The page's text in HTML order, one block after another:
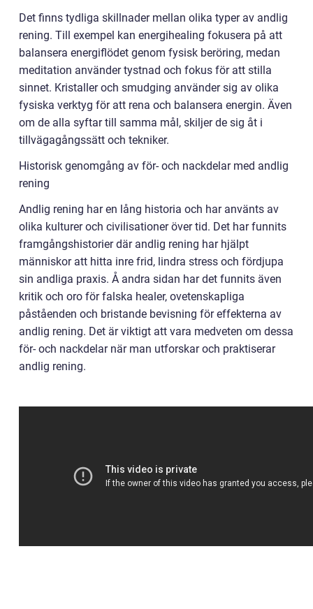
Det finns tydliga skillnader mellan olika typer av andlig
rening. Till exempel kan energihealing fokusera på att
balansera energiflödet genom fysisk beröring, medan
meditation använder tystnad och fokus för att stilla
sinnet. Kristaller och smudging använder sig av olika
fysiska verktyg för att rena och balansera energin. Även
om de alla syftar till samma mål, skiljer de sig åt i
tillvägagångssätt och tekniker.
Historisk genomgång av för- och nackdelar med andlig
rening
Andlig rening har en lång historia och har använts av
olika kulturer och civilisationer över tid. Det har funnits
framgångshistorier där andlig rening har hjälpt
människor att hitta inre frid, lindra stress och fördjupa
sin andliga praxis. Å andra sidan har det funnits även
kritik och oro för falska healer, ovetenskapliga
påståenden och bristande bevisning för effekterna av
andlig rening. Det är viktigt att vara medveten om dessa
för- och nackdelar när man utforskar och praktiserar
andlig rening.